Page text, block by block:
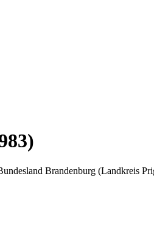
Brandenburg (Landkreis